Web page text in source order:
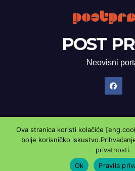
POST
Neovisni
Proudly powered by WordPress|
Marketing oglasnik Kontaktirajte
Ova stranica koristi kolačiće
bolje korisničko
privatnosti.
Ok
Pravila